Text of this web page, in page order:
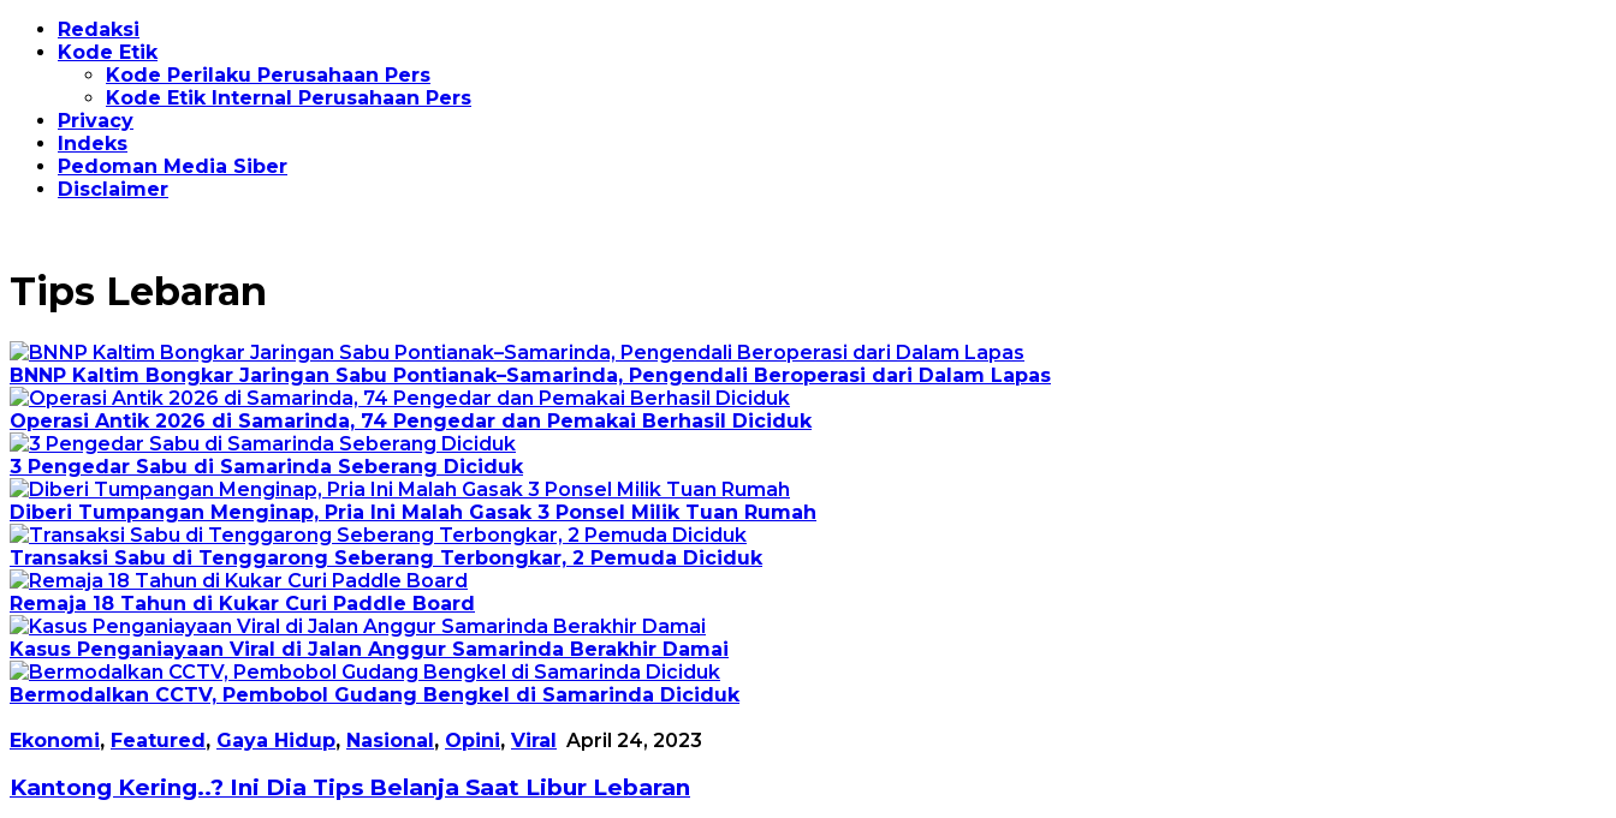
Redaksi
Kode Etik
Kode Perilaku Perusahaan Pers
Kode Etik Internal Perusahaan Pers
Privacy
Indeks
Pedoman Media Siber
Disclaimer
Tips Lebaran
BNNP Kaltim Bongkar Jaringan Sabu Pontianak–Samarinda, Pengendali Beroperasi dari Dalam Lapas
Operasi Antik 2026 di Samarinda, 74 Pengedar dan Pemakai Berhasil Diciduk
3 Pengedar Sabu di Samarinda Seberang Diciduk
Diberi Tumpangan Menginap, Pria Ini Malah Gasak 3 Ponsel Milik Tuan Rumah
Transaksi Sabu di Tenggarong Seberang Terbongkar, 2 Pemuda Diciduk
Remaja 18 Tahun di Kukar Curi Paddle Board
Kasus Penganiayaan Viral di Jalan Anggur Samarinda Berakhir Damai
Bermodalkan CCTV, Pembobol Gudang Bengkel di Samarinda Diciduk
Ekonomi, Featured, Gaya Hidup, Nasional, Opini, Viral April 24, 2023
Kantong Kering..? Ini Dia Tips Belanja Saat Libur Lebaran